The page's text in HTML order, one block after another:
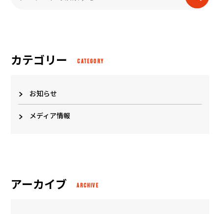
カテゴリー CATEGORY
お知らせ
メディア情報
アーカイブ ARCHIVE